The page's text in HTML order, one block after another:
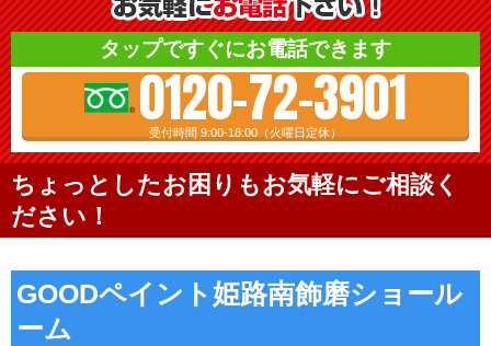
タップですぐにお電話できます
0120-72-3901
受付時間 9:00-18:00（火曜日定休）
ちょっとしたお困りもお気軽にご相談く
ださい！
GOODペイント姫路南飾磨ショール
ーム